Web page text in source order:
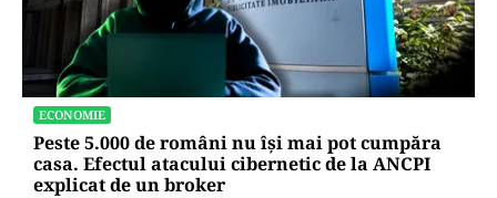
ECONOMIE
Peste 5.000 de români nu își mai pot cumpăra
casa. Efectul atacului cibernetic de la ANCPI
explicat de un broker